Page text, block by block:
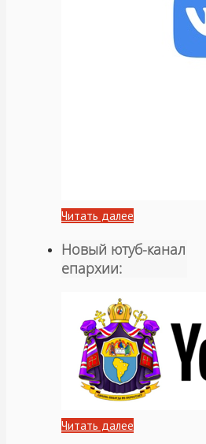
Читать далее
Новый ютуб-канал
епархии:
Читать далее